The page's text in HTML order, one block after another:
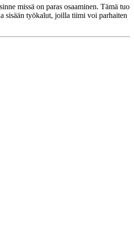
missä on paras osaaminen. Tämä tuo
sisään työkalut, joilla tiimi voi parhaiten